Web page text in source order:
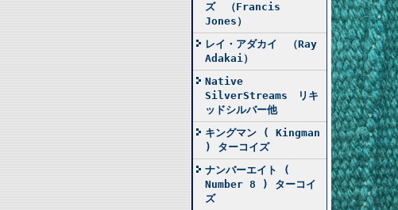
ズ （Francis
Jones）
レイ・アダカイ （Ray
Adakai）
Native
SilverStreams リキ
ッドシルバー他
キングマン ( Kingman
) ターコイズ
ナンバーエイト (
Number 8 ) ターコイ
ズ